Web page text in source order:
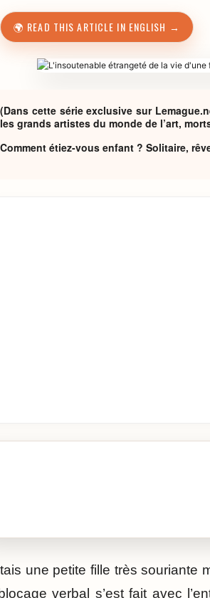
🌍 READ THIS ARTICLE IN ENGLISH →
(Dans cette série exclusive sur
les grands artistes du monde de l’art,
Comment étiez-vous enfant ? Solitaire,
une petite fille très souriante
verbal s’est fait avec